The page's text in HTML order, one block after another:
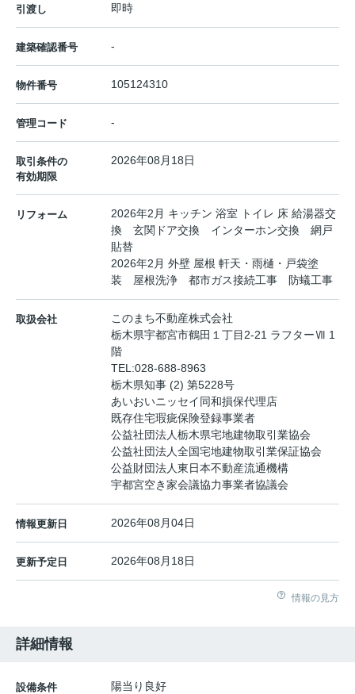
引渡し 即時
建築確認番号 -
物件番号 105124310
管理コード -
取引条件の
有効期限
2026年08月18日
リフォーム
2026年2月 キッチン 浴室 トイレ 床 給湯器交
換 玄関ドア交換 インターホン交換 網戸
貼替
2026年2月 外壁 屋根 軒天・雨樋・戸袋塗
装 屋根洗浄 都市ガス接続工事 防蟻工事
取扱会社
このまち不動産株式会社
栃木県宇都宮市鶴田１丁目2-21 ラフターⅦ 1
階
TEL:028-688-8963
栃木県知事 (2) 第5228号
あいおいニッセイ同和損保代理店
既存住宅瑕疵保険登録事業者
公益社団法人栃木県宅地建物取引業協会
公益社団法人全国宅地建物取引業保証協会
公益財団法人東日本不動産流通機構
宇都宮空き家会議協力事業者協議会
情報更新日 2026年08月04日
更新予定日 2026年08月18日
情報の見方
詳細情報
設備条件 陽当り良好